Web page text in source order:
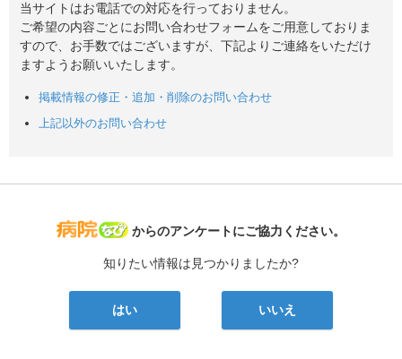
当サイトはお電話での対応を行っておりません。
ご希望の内容ごとにお問い合わせフォームをご用意しておりま
すので、お手数ではございますが、下記よりご連絡をいただけ
ますようお願いいたします。
掲載情報の修正・追加・削除のお問い合わせ
上記以外のお問い合わせ
病院なび
からのアンケートにご協力ください。
知りたい情報は見つかりましたか?
はい いいえ